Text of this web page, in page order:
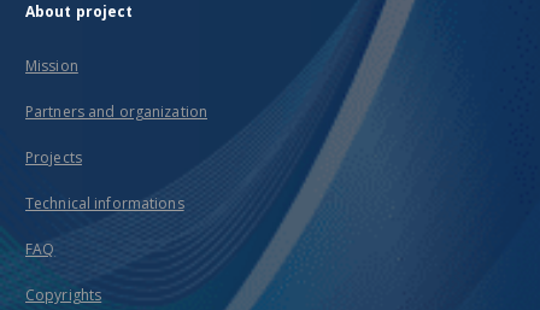
About project
Mission
Partners and organization
Projects
Technical informations
FAQ
Copyrights